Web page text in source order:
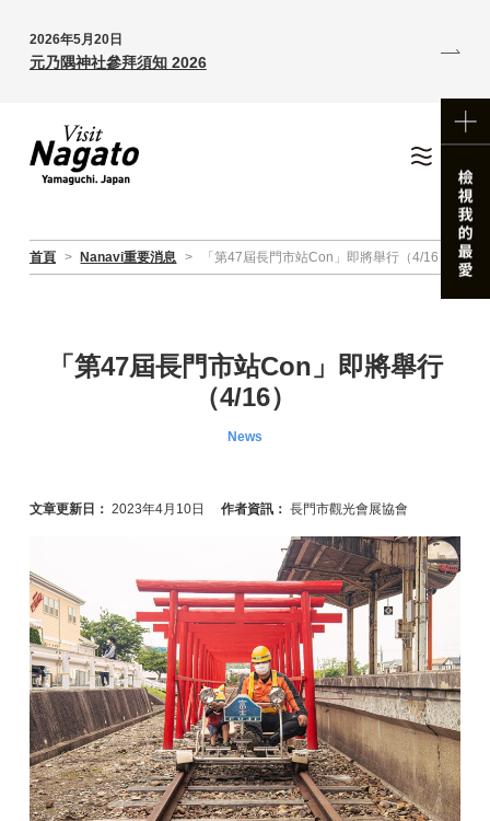
2026年5月20日
元乃隅神社參拜須知 2026
首頁 > Nanavi重要消息 > 「第47屆長門市站Con」即將舉行（4/16）
「第47屆長門市站Con」即將舉行
（4/16）
News
文章更新日： 2023年4月10日 作者資訊： 長門市觀光會展協會